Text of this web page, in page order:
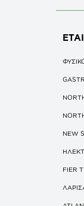
NEW
FIER